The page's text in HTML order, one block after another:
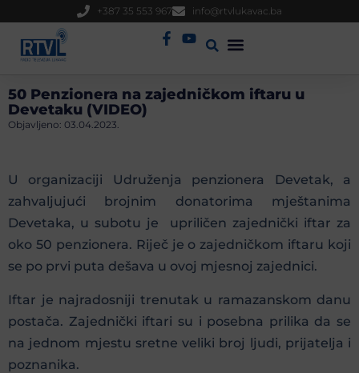
+387 35 553 967 info@rtvlukavac.ba
50 Penzionera na zajedničkom iftaru u
Devetaku (VIDEO)
Objavljeno: 03.04.2023.
U organizaciji Udruženja penzionera Devetak, a
zahvaljujući brojnim donatorima mještanima
Devetaka, u subotu je upriličen zajednički iftar za
oko 50 penzionera. Riječ je o zajedničkom iftaru koji
se po prvi puta dešava u ovoj mjesnoj zajednici.
Iftar je najradosniji trenutak u ramazanskom danu
postača. Zajednički iftari su i posebna prilika da se
na jednom mjestu sretne veliki broj ljudi, prijatelja i
poznanika.